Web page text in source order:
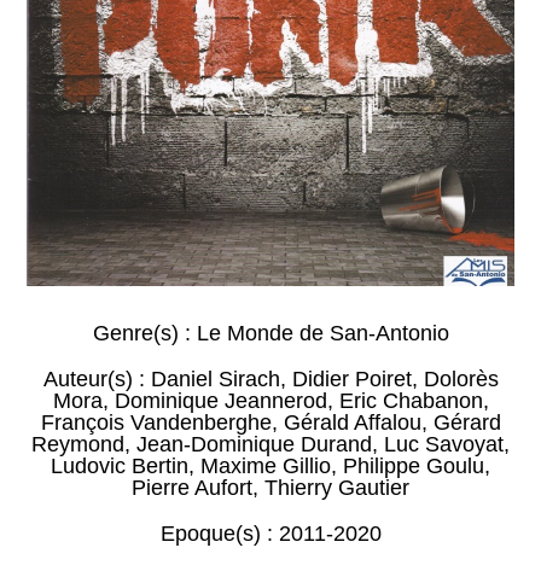
Genre(s) : Le Monde de San-Antonio
Auteur(s) : Daniel Sirach, Didier Poiret, Dolorès
Mora, Dominique Jeannerod, Eric Chabanon,
François Vandenberghe, Gérald Affalou, Gérard
Reymond, Jean-Dominique Durand, Luc Savoyat,
Ludovic Bertin, Maxime Gillio, Philippe Goulu,
Pierre Aufort, Thierry Gautier
Epoque(s) : 2011-2020